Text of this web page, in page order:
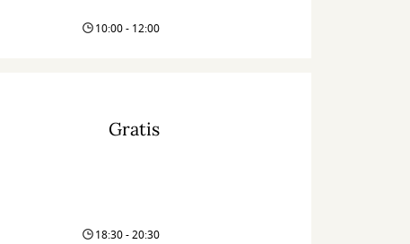
10:00 - 12:00
Gratis
18:30 - 20:30